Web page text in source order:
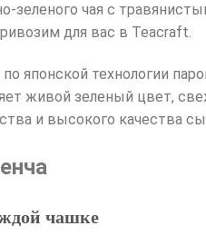
зеленого чая с
для вас в Teacraft.
японской технологии
живой зеленый цвет,
и высокого качества
чашке